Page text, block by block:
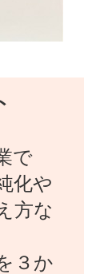
で
化や
方な
３か